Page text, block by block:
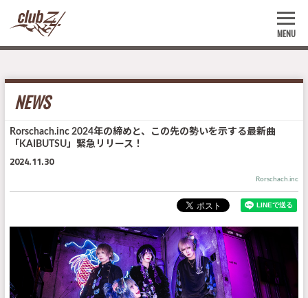
MENU
NEWS
Rorschach.inc 2024年の締めと、この先の勢いを示する最新曲
「KAIBUTSU」緊急リリース！
2024.11.30
Rorschach.inc